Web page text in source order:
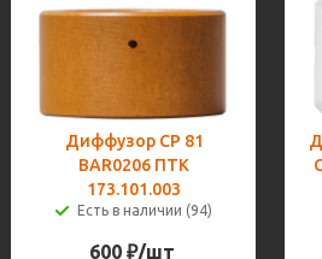
Диффузор CP 81
BAR0206 ПТК
173.101.003
Есть в наличии (94)
600₽/шт